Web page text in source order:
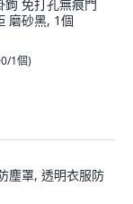
鉤 免打孔無痕門
磨砂黑, 1個
1個)
塵罩, 透明衣服防